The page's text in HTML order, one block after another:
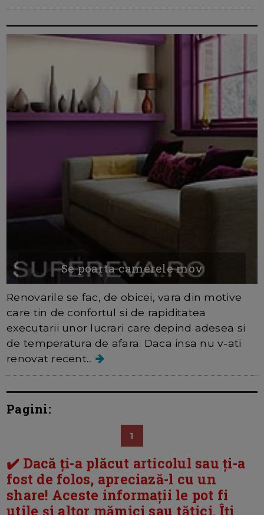
Se poarta camerele mov
Renovarile se fac, de obicei, vara din motive
care tin de confortul si de rapiditatea
executarii unor lucrari care depind adesea si
de temperatura de afara. Daca insa nu v-ati
renovat recent...
Pagini:
1
✔️ Dacă ți-a plăcut articolul sau ți-a
fost de folos, apreciază-l cu un
share! Aceste informații le pot fi
utile și altor mămici sau tătici. Îți